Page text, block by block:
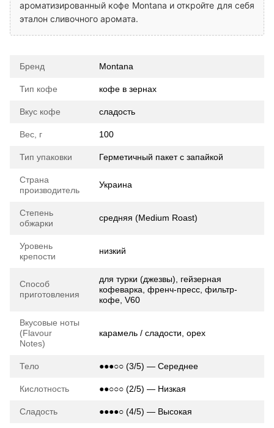
ароматизированный кофе Montana и откройте для себя
эталон сливочного аромата.
Бренд Montana
Тип кофе кофе в зернах
Вкус кофе сладость
Вес, г 100
Тип упаковки Герметичный пакет с запайкой
Страна
производитель
Украина
Степень
обжарки
средняя (Medium Roast)
Уровень
крепости
низкий
Способ
приготовления
для турки (джезвы), гейзерная
кофеварка, френч-пресс, фильтр-
кофе, V60
Вкусовые ноты
(Flavour
Notes)
карамель / сладости, орех
Тело ●●●○○ (3/5) — Середнее
Кислотность ●●○○○ (2/5) — Низкая
Сладость ●●●●○ (4/5) — Высокая